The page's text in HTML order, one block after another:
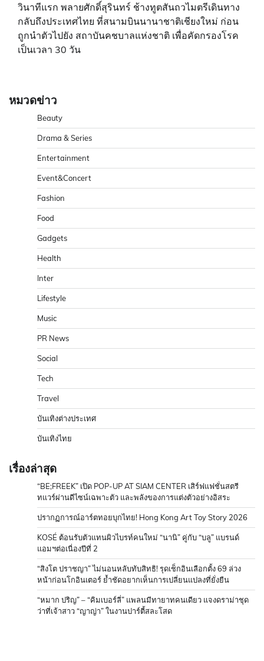
วินาทีแรก พลายศักดิ์สุรินทร์ ช้างทูตสันถวไมตรีเดินทาง
กลับถึงประเทศไทย ที่สนามบินนานาชาติเชียงใหม่ ก่อน
ถูกนำตัวไปยัง สถาบันคชบาลแห่งชาติ เพื่อคัดกรองโรค
เป็นเวลา 30 วัน
หมวดข่าว
Beauty
Drama & Series
Entertainment
Event&Concert
Fashion
Food
Gadgets
Health
Inter
Lifestyle
Music
PR News
Social
Tech
Travel
บันเทิงต่างประเทศ
บันเทิงไทย
เรื่องล่าสุด
“BE;FREEK” เปิด POP-UP AT SIAM CENTER เสิร์ฟแฟชั่นสตรี
ทแวร์ผ่านดีไซน์เฉพาะตัว และพลังของการแต่งตัวอย่างอิสระ
ปรากฏการณ์อาร์ตทอยบุกไทย! Hong Kong Art Toy Story 2026
KOSÉ ต้อนรับตัวแทนผิวไบรท์คนใหม่ “นานิ” คู่กับ “บลู” แบรนด์
แอมฯต่อเนื่องปีที่ 2
“สิงโต ปราชญา” ไม่นอนหลับทับสิทธิ! รุดเช็กอินเลือกตั้ง 69 ล่วง
หน้าก่อนโกอินเตอร์ ย้ำชัดอยากเห็นการเปลี่ยนแปลงที่ยั่งยืน
“หมาก ปริญ” – “คิมเบอร์ลี่” แพลนมีทายาทคนเดียว แจงดราม่าชุด
ว่าที่เจ้าสาว “ญาญ่า” ในงานปาร์ตี้สละโสด